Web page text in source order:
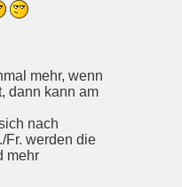
mehr, wenn
dann kann am
nach
Fr. werden die
mehr